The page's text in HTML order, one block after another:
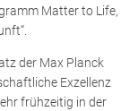
Matter to Life,
der Max Planck
Exzellenz
frühzeitig in der